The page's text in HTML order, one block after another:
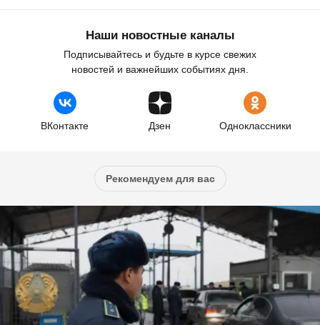
Наши новостные каналы
Подписывайтесь и будьте в курсе свежих
новостей и важнейших событиях дня.
ВКонтакте Дзен Одноклассники
Рекомендуем для вас